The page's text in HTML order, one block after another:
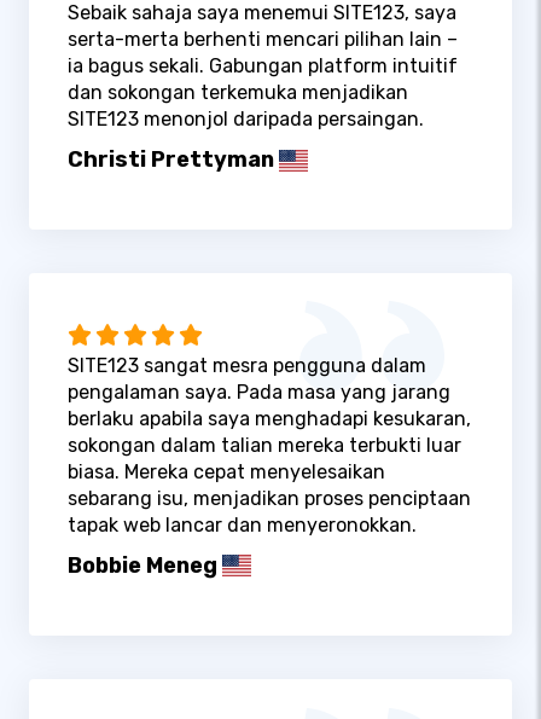
Sebaik sahaja saya menemui SITE123, saya
serta-merta berhenti mencari pilihan lain –
ia bagus sekali. Gabungan platform intuitif
dan sokongan terkemuka menjadikan
SITE123 menonjol daripada persaingan.
Christi Prettyman
SITE123 sangat mesra pengguna dalam
pengalaman saya. Pada masa yang jarang
berlaku apabila saya menghadapi kesukaran,
sokongan dalam talian mereka terbukti luar
biasa. Mereka cepat menyelesaikan
sebarang isu, menjadikan proses penciptaan
tapak web lancar dan menyeronokkan.
Bobbie Meneg